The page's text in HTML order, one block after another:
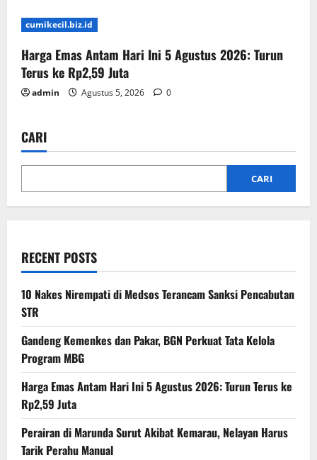
cumikecil.biz.id
Harga Emas Antam Hari Ini 5 Agustus 2026: Turun
Terus ke Rp2,59 Juta
admin Agustus 5, 2026 0
CARI
CARI
RECENT POSTS
10 Nakes Nirempati di Medsos Terancam Sanksi Pencabutan
STR
Gandeng Kemenkes dan Pakar, BGN Perkuat Tata Kelola
Program MBG
Harga Emas Antam Hari Ini 5 Agustus 2026: Turun Terus ke
Rp2,59 Juta
Perairan di Marunda Surut Akibat Kemarau, Nelayan Harus
Tarik Perahu Manual